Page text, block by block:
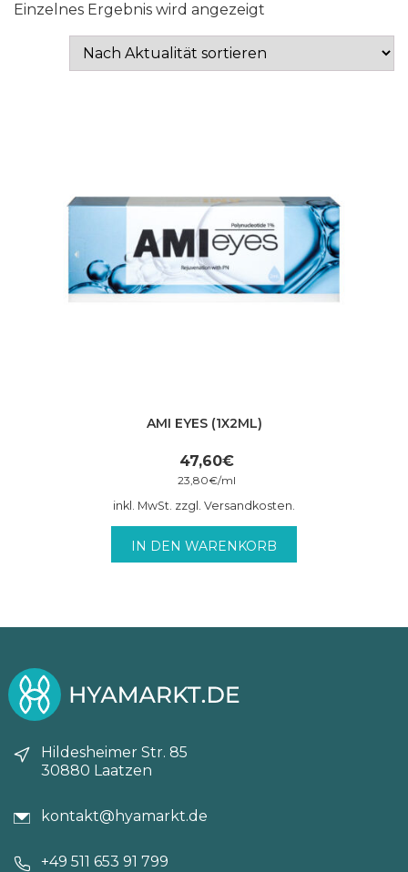
Einzelnes Ergebnis wird angezeigt
AMI EYES (1X2ML)
47,60€
23,80€/ml
inkl. MwSt. zzgl. Versandkosten.
IN DEN WARENKORB
Hildesheimer Str. 85
30880 Laatzen
kontakt@hyamarkt.de
+49 511 653 91 799